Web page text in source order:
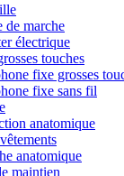
de marche
électrique
touches
fixe grosses
fixe sans fil
anatomique
anatomique
maintien